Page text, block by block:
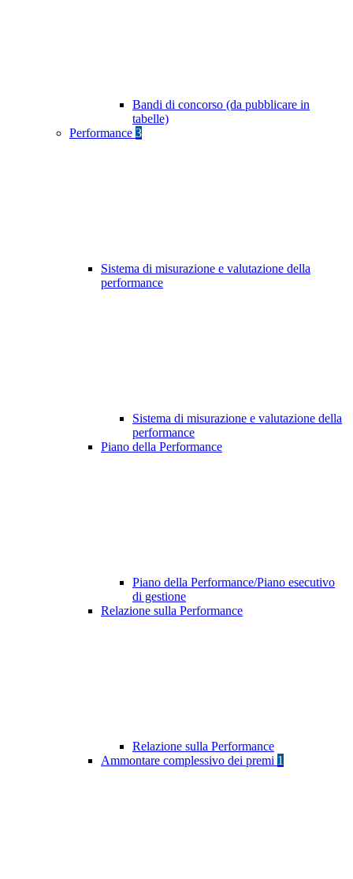
Bandi di concorso (da pubblicare in
tabelle)
Performance 3
Sistema di misurazione e valutazione della
performance
Sistema di misurazione e valutazione della
performance
Piano della Performance
Piano della Performance/Piano esecutivo
di gestione
Relazione sulla Performance
Relazione sulla Performance
Ammontare complessivo dei premi 1